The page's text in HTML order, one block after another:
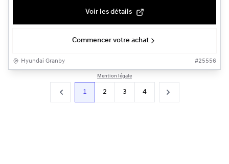
Voir les détails
Commencer votre achat
Hyundai Granby #25556
Mention légale
1 2 3 4